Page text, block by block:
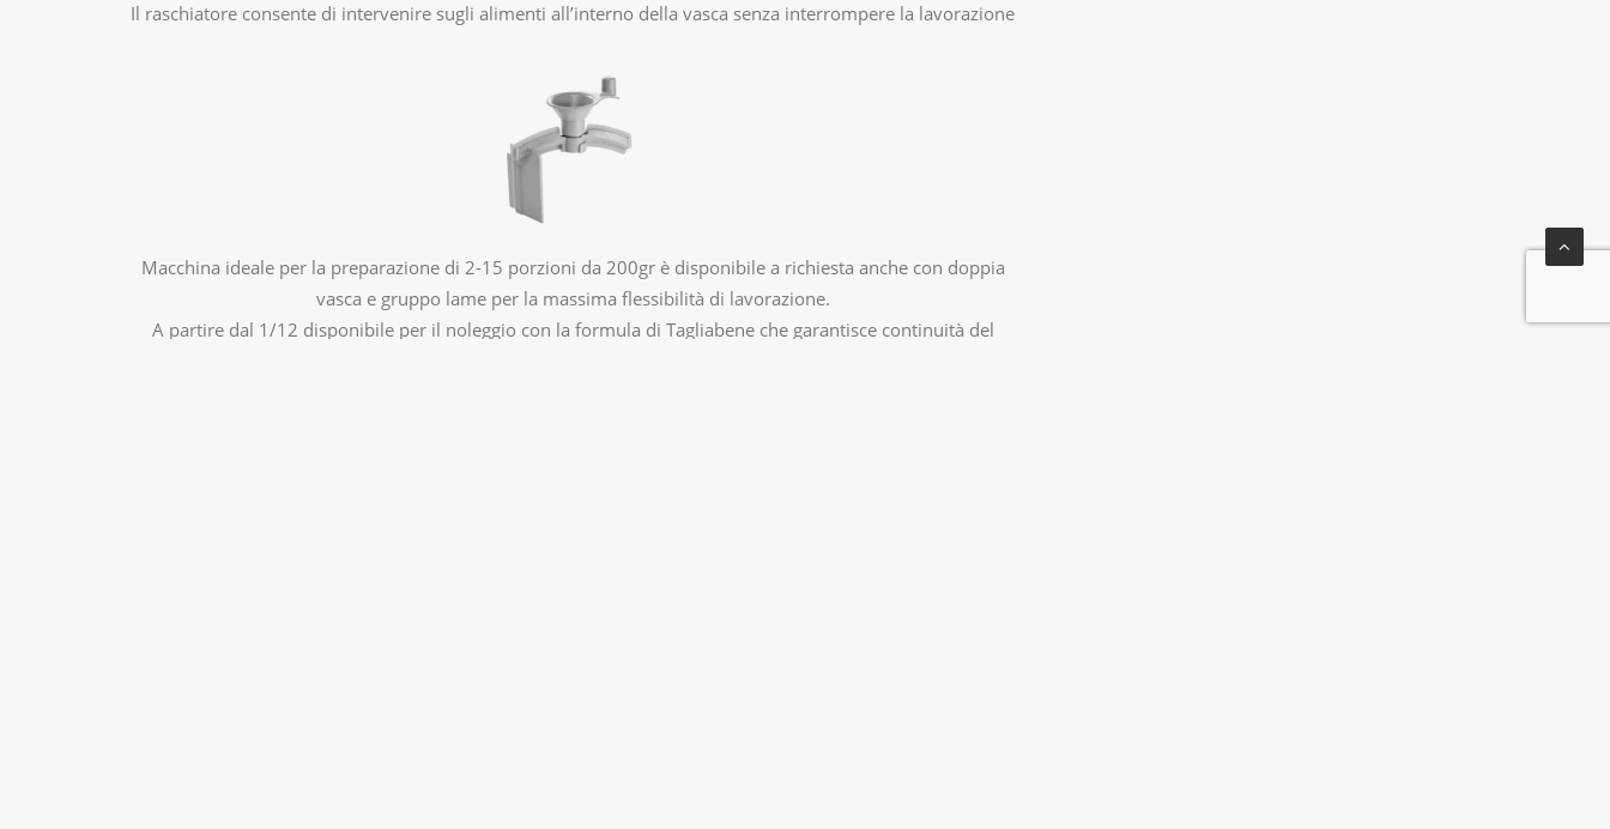
Il raschiatore consente di intervenire sugli alimenti all’interno della vasca senza interrompere la lavorazione
Macchina ideale per la preparazione di 2-15 porzioni da 200gr è disponibile a richiesta anche con doppia
vasca e gruppo lame per la massima flessibilità di lavorazione.
A partire dal 1/12 disponibile per il noleggio con la formula di Tagliabene che garantisce continuità del